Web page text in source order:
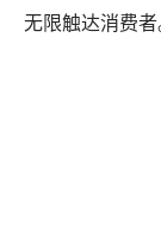
无限触达消费者